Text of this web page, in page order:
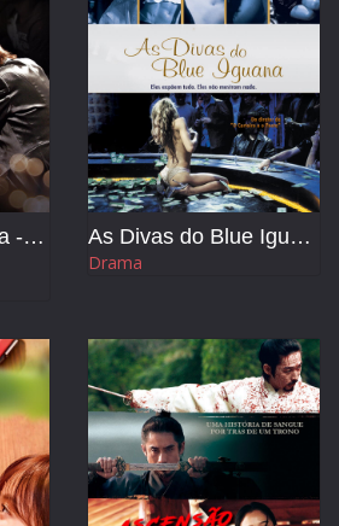
Arthur Moreira Lima - Um Piano Para Todos As Divas do Blue Iguana
Drama